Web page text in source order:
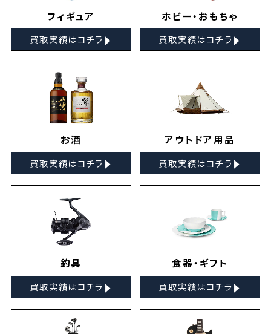
フィギュア
買取実績はコチラ ▸
ホビー・おもちゃ
買取実績はコチラ ▸
お酒
買取実績はコチラ ▸
アウトドア用品
買取実績はコチラ ▸
釣具
買取実績はコチラ ▸
食器・ギフト
買取実績はコチラ ▸